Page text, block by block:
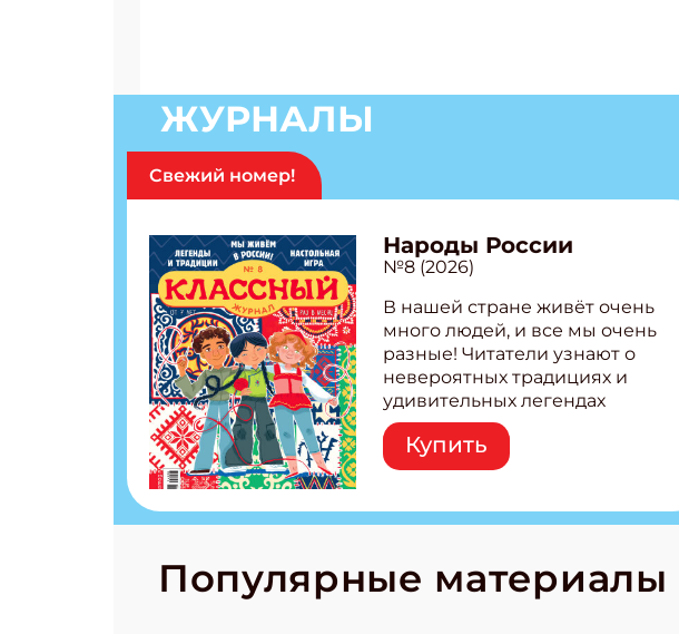
ЖУРНАЛЫ
Свежий номер!
Народы России
№8 (2026)
В нашей стране живёт очень
много людей, и все мы очень
разные! Читатели узнают о
невероятных традициях и
удивительных легендах
народов России! Внутри:
Легенды татар, башкир и
бурятов Настольная игра
странные слова Традиционные
космические приключения!
Купить
Популярные материалы